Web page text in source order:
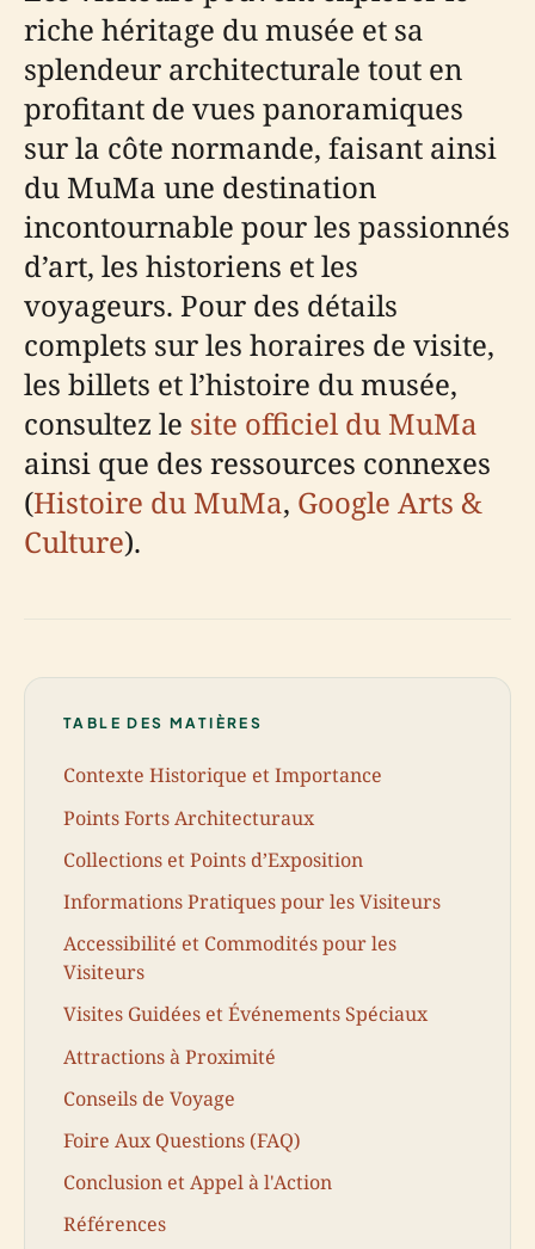
riche héritage du musée et sa
splendeur architecturale tout en
profitant de vues panoramiques
sur la côte normande, faisant ainsi
du MuMa une destination
incontournable pour les passionnés
d’art, les historiens et les
voyageurs. Pour des détails
complets sur les horaires de visite,
les billets et l’histoire du musée,
consultez le site officiel du MuMa
ainsi que des ressources connexes
(Histoire du MuMa, Google Arts &
Culture).
TABLE DES MATIÈRES
Contexte Historique et Importance
Points Forts Architecturaux
Collections et Points d’Exposition
Informations Pratiques pour les Visiteurs
Accessibilité et Commodités pour les
Visiteurs
Visites Guidées et Événements Spéciaux
Attractions à Proximité
Conseils de Voyage
Foire Aux Questions (FAQ)
Conclusion et Appel à l'Action
Références